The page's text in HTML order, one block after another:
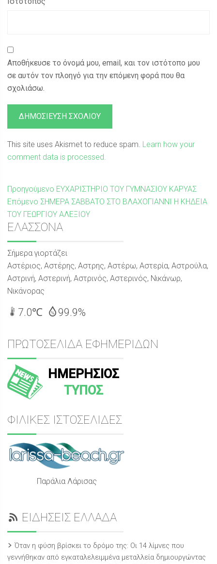
Αποθήκευσε το όνομά μου, email, και τον ιστότοπο μου
σε αυτόν τον πλοηγό για την επόμενη φορά που θα
σχολιάσω.
This site uses Akismet to reduce spam. Learn how your
comment data is processed.
Πλοήγηση
άρθρων
Προηγούμενο Προηγούμενη
δημοσίευση:
ΕΥΧΑΡΙΣΤΗΡΙΟ ΤΟΥ ΓΥΜΝΑΣΙΟΥ ΚΑΡΥΑΣ
Επόμενο Επόμενη
δημοσίευση:
ΣΗΜΕΡΑ ΣΑΒΒΑΤΟ ΣΤΟ ΒΛΑΧΟΓΙΑΝΝΙ Η ΚΗΔΕΙΑ
ΤΟΥ ΓΕΩΡΓΙΟΥ ΑΛΕΞΙΟΥ
Sidebar
ΕΛΑΣΣΟΝΑ
Σήμερα γιορτάζει
Αστέριος, Αστέρης, Αστρης, Αστέρω, Αστερία, Αστρούλα,
Αστρινή, Αστερινή, Αστρινός, Αστερινός, Νικάνωρ,
Νικάνορας
7.0℃ 99.9%
ΠΡΩΤΟΣΕΛΙΔΑ ΕΦΗΜΕΡΙΔΩΝ
ΗΜΕΡΗΣΙΟΣ
ΤΥΠΟΣ
ΦΙΛΙΚΕΣ ΙΣΤΟΣΕΛΙΔΕΣ
Παράλια Λάρισας
ΕΙΔΗΣΕΙΣ ΕΛΛΑΔΑ
Όταν η φύση βρίσκει το δρόμο της: Οι 14 λίμνες που
γεννήθηκαν από εγκαταλελειμμένα μεταλλεία δημιουργώντας